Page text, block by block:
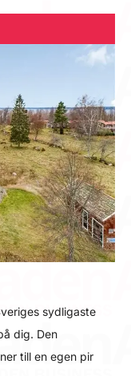
sydligaste
dig. Den
till en egen pir